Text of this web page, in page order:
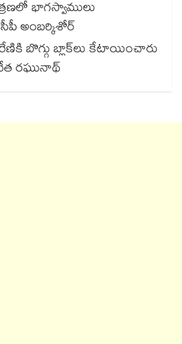
భాగస్వాములు
అంబర్కిశోర్‌‌‌‌‌‌‌‌‌‌‌‌‌‌‌‌
బొగ్గు బ్లాక్‌‌‌‌‌‌‌‌లు కేటాయించారు
రఘునాథ్